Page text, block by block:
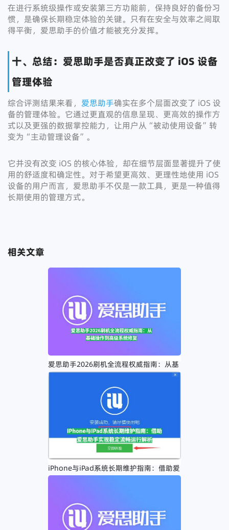
在进行系统级操作或安装第三方功能前，保持良好的备份习
惯，是确保长期稳定体验的关键。只有在安全与效率之间取
得平衡，爱思助手的价值才能被充分发挥。
十、总结：爱思助手是否真正改变了 iOS 设备
管理体验
综合评测结果来看， 爱思助手确实在多个层面改变了 iOS 设
备的管理体验。它通过更直观的信息呈现、更高效的操作方
式以及更强的数据掌控能力，让用户从“被动使用设备”转
变为“主动管理设备”。
它并没有改变 iOS 的核心体验，却在细节层面显著提升了使
用的舒适度和确定性。对于希望更高效、更理性地使用 iOS
设备的用户而言，爱思助手不仅是一款工具，更是一种值得
长期使用的管理方式。
相关文章
爱思助手2026刷机全流程权威指南：从基
础操作到高级系统修复
iPhone与iPad系统长期维护指南：借助爱
思助手实现稳定流畅运行解析